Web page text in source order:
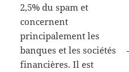
2,5% du spam et
concernent
principalement les
banques et les sociétés
financières. Il est